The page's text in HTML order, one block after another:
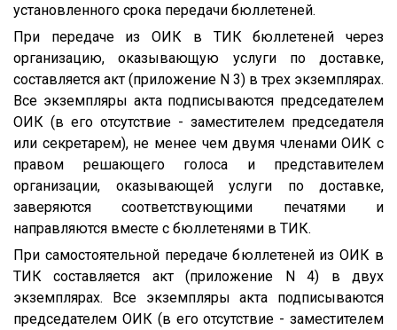
установленного срока передачи бюллетеней.
При передаче из ОИК в ТИК бюллетеней через
организацию, оказывающую услуги по доставке,
составляется акт (приложение N 3) в трех экземплярах.
Все экземпляры акта подписываются председателем
ОИК (в его отсутствие - заместителем председателя
или секретарем), не менее чем двумя членами ОИК с
правом решающего голоса и представителем
организации, оказывающей услуги по доставке,
заверяются соответствующими печатями и
направляются вместе с бюллетенями в ТИК.
При самостоятельной передаче бюллетеней из ОИК в
ТИК составляется акт (приложение N 4) в двух
экземплярах. Все экземпляры акта подписываются
председателем ОИК (в его отсутствие - заместителем